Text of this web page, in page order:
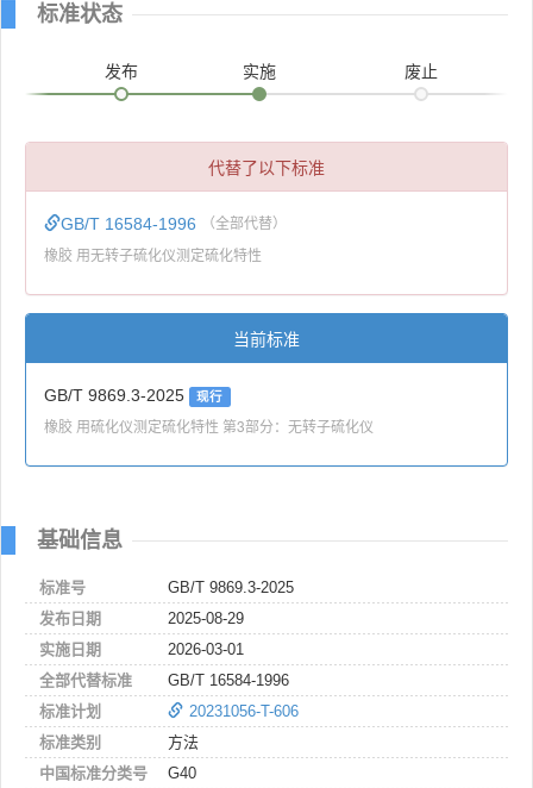
标准状态
发布 实施 废止
代替了以下标准
GB/T 16584-1996 （全部代替）
橡胶 用无转子硫化仪测定硫化特性
当前标准
GB/T 9869.3-2025 现行
橡胶 用硫化仪测定硫化特性 第3部分：无转子硫化仪
基础信息
标准号
GB/T 9869.3-2025
发布日期
2025-08-29
实施日期
2026-03-01
全部代替标准
GB/T 16584-1996
标准计划
20231056-T-606
标准类别
方法
中国标准分类号
G40